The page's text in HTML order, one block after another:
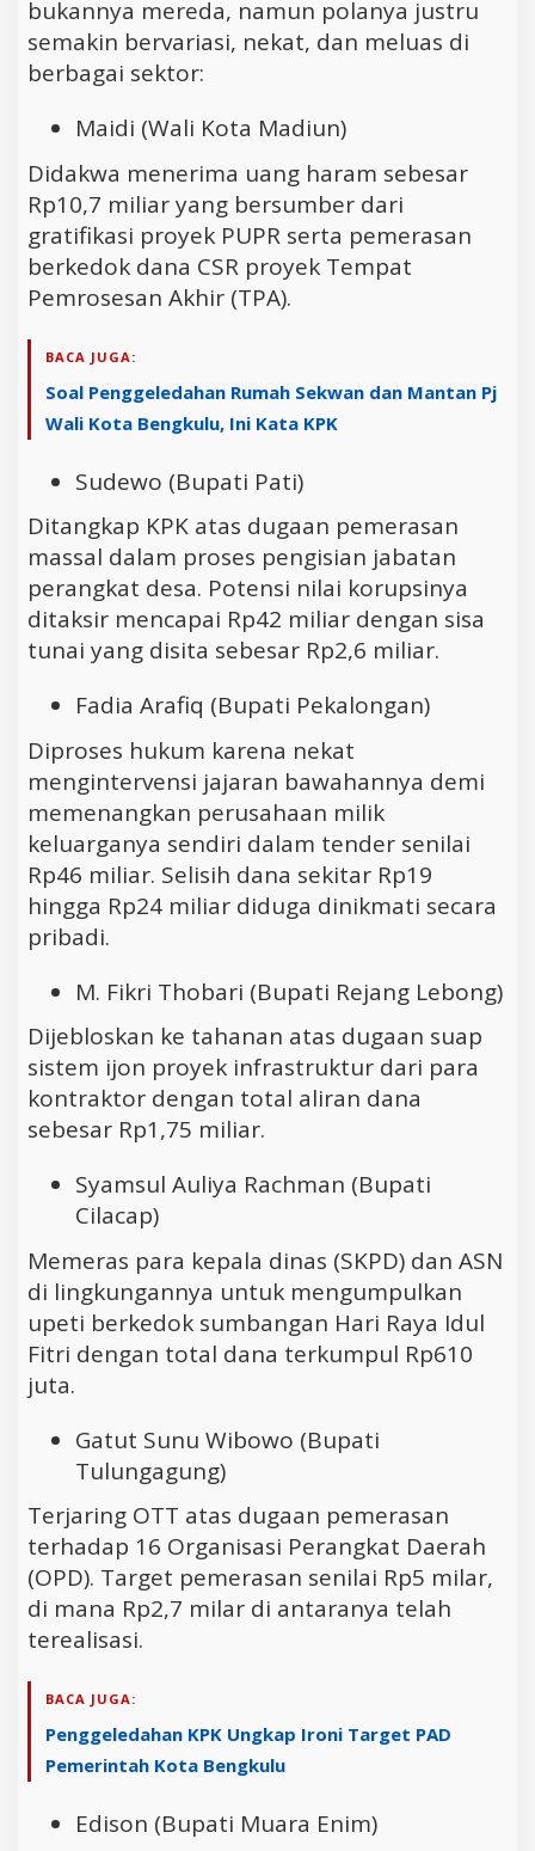
bukannya mereda, namun polanya justru
semakin bervariasi, nekat, dan meluas di
berbagai sektor:
Maidi (Wali Kota Madiun)
Didakwa menerima uang haram sebesar
Rp10,7 miliar yang bersumber dari
gratifikasi proyek PUPR serta pemerasan
berkedok dana CSR proyek Tempat
Pemrosesan Akhir (TPA).
BACA JUGA:
Soal Penggeledahan Rumah Sekwan dan Mantan Pj
Wali Kota Bengkulu, Ini Kata KPK
Sudewo (Bupati Pati)
Ditangkap KPK atas dugaan pemerasan
massal dalam proses pengisian jabatan
perangkat desa. Potensi nilai korupsinya
ditaksir mencapai Rp42 miliar dengan sisa
tunai yang disita sebesar Rp2,6 miliar.
Fadia Arafiq (Bupati Pekalongan)
Diproses hukum karena nekat
mengintervensi jajaran bawahannya demi
memenangkan perusahaan milik
keluarganya sendiri dalam tender senilai
Rp46 miliar. Selisih dana sekitar Rp19
hingga Rp24 miliar diduga dinikmati secara
pribadi.
M. Fikri Thobari (Bupati Rejang Lebong)
Dijebloskan ke tahanan atas dugaan suap
sistem ijon proyek infrastruktur dari para
kontraktor dengan total aliran dana
sebesar Rp1,75 miliar.
Syamsul Auliya Rachman (Bupati
Cilacap)
Memeras para kepala dinas (SKPD) dan ASN
di lingkungannya untuk mengumpulkan
upeti berkedok sumbangan Hari Raya Idul
Fitri dengan total dana terkumpul Rp610
juta.
Gatut Sunu Wibowo (Bupati
Tulungagung)
Terjaring OTT atas dugaan pemerasan
terhadap 16 Organisasi Perangkat Daerah
(OPD). Target pemerasan senilai Rp5 milar,
di mana Rp2,7 milar di antaranya telah
terealisasi.
BACA JUGA:
Penggeledahan KPK Ungkap Ironi Target PAD
Pemerintah Kota Bengkulu
Edison (Bupati Muara Enim)